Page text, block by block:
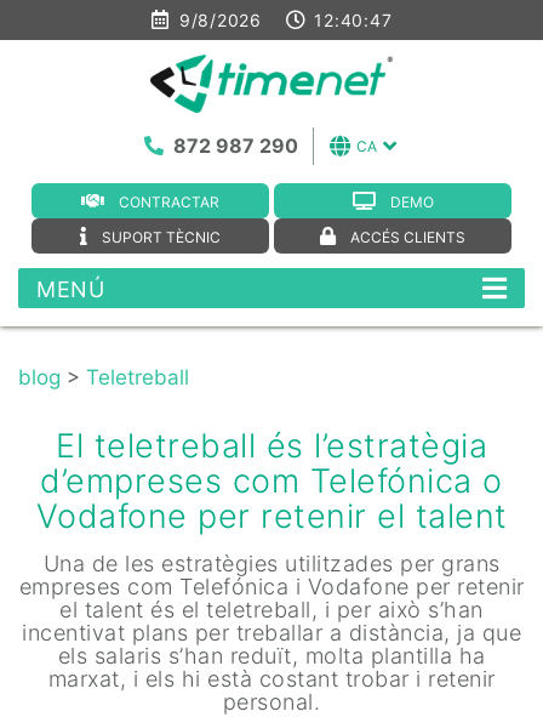
9/8/2026 12:40:48
CONTRACTAR
DEMO
SUPORT TÈCNIC
ACCÉS CLIENTS
CA
872 987 290
MENÚ
blog > Teletreball
El teletreball és l’estratègia
d’empreses com Telefónica o
Vodafone per retenir el talent
Una de les estratègies utilitzades per grans
empreses com Telefónica i Vodafone per retenir
el talent és el teletreball, i per això s’han
incentivat plans per treballar a distància, ja que
els salaris s’han reduït, molta plantilla ha
marxat, i els hi està costant trobar i retenir
personal.